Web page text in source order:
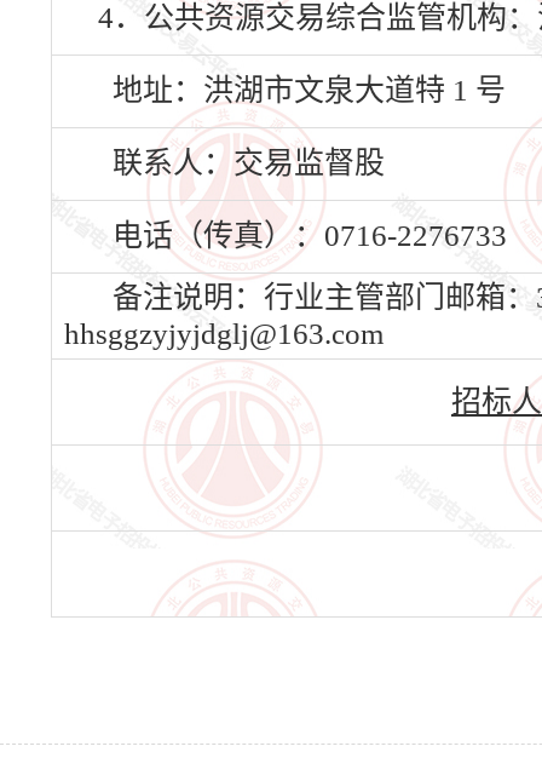
4．公共资源交易综合监管机构
地址：洪湖市文泉大道特 1 号
联系人：交易监督股
电话（传真）：0716-2276733
备注说明：行业主管部门邮箱
hhsggzyjyjdglj@163.com
招标